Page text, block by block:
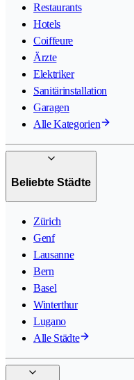
Restaurants
Hotels
Coiffeure
Ärzte
Elektriker
Sanitärinstallation
Garagen
Alle Kategorien
Beliebte Städte
Zürich
Genf
Lausanne
Bern
Basel
Winterthur
Lugano
Alle Städte